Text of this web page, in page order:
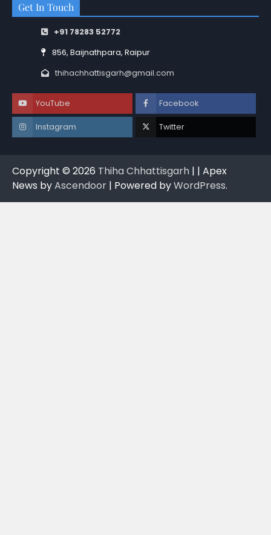
Get In Touch
+91 78283 52772
856, Baijnathpara, Raipur
thihachhattisgarh@gmail.com
YouTube Facebook
Instagram Twitter
Copyright © 2026 Thiha Chhattisgarh | | Apex
News byAscendoor | Powered byWordPress.